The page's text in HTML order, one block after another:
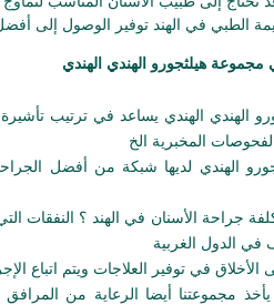
الهندي الهندي يساعد في ترتيب
المخبرية الخ
الهندي لديها شبكة من أفضل
جراحة الأسنان في الهند ؟ النفقات
في توفير العلاجات ويتم اتباع
يأخذ مجموعتنا أيضا الرعاية من